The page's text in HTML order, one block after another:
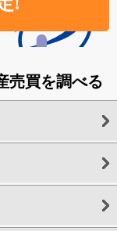
売買を調べる